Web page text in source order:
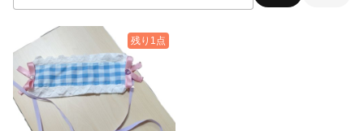
残り1点